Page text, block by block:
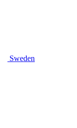
Sweden